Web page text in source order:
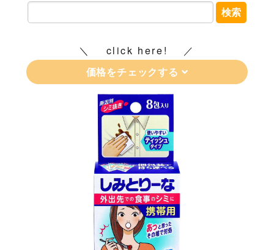
検索
click here!
価格をチェックする